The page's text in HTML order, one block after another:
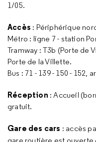
1/05.
Accès : Périphérique
Métro : ligne 7 - station
Tramway : T3b (Porte de
Porte de la Villette.
Bus : 71 - 139 - 150 - 152,
Réception : Accueil
gratuit.
Gare des cars : accès